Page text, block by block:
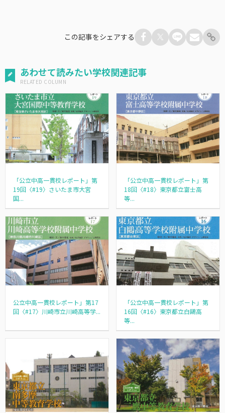
この記事をシェアする
あわせて読みたい学校関連記事
「公立中高一貫校レポート」第
19回〈#19〉さいたま市大宮
国...
「公立中高一貫校レポート」第
18回〈#18〉東京都立富士高
等...
公立中高一貫校レポート」第17
回〈#17〉川崎市立川崎高等学...
「公立中高一貫校レポート」第
16回〈#16〉東京都立白鷗高
等...